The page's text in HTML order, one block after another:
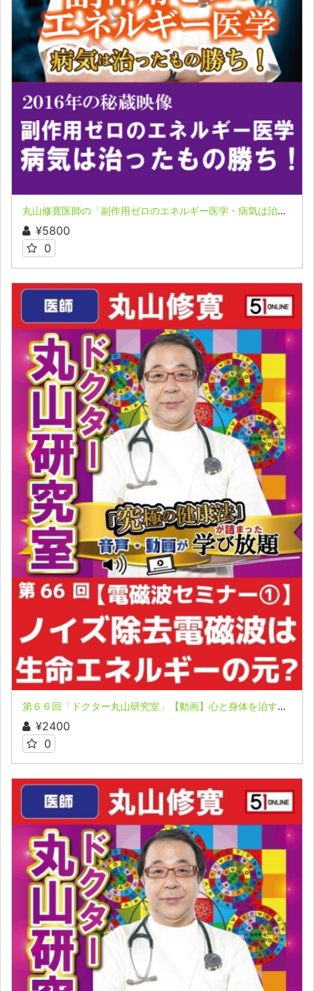
丸山修寛医師の「副作用ゼロのエネルギー医学・病気は治ったもの勝ち！」
¥5800
0
第６６回「ドクター丸山研究室」【動画】心と身体を治すメソッドとアイテム セミナー①
¥2400
0